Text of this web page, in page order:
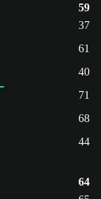
59
37
61
40
71
68
44
64